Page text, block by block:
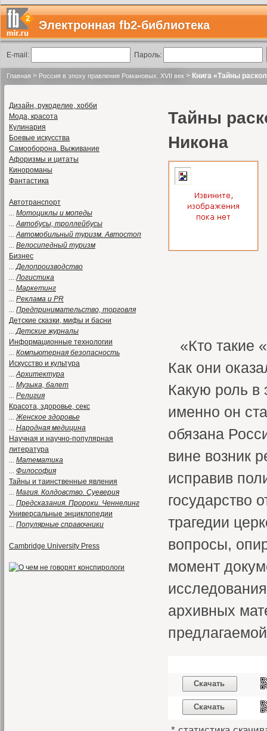
Электронная fb2-библиотека
E-mail: Пароль:
Главная > Россия в эпоху правления Романовых. XVII век > Книга «Тайны
Дизайн, рукоделие, хобби
Мода, красота
Кулинария
Боевые искусства
Самооборона. Выживание
Афоризмы и цитаты
Кинороманы
Фантастика
Автотранспорт
... Мотоциклы и мопеды
...Автобусы, троллейбусы
...Автомобильный туризм. Автостоп
... Велосипедный туризм
Бизнес
...Делопроизводство
...Логистика
... Маркетинг
... Реклама и PR
... Предпринимательство, торговля
Детские сказки, мифы и басни
...Детские журналы
Информационные технологии
... Компьютерная безопасность
Искусство и культура
...Архитектура
... Музыка, балет
... Религия
Красота, здоровье, секс
...Женское здоровье
... Народная медицина
Научная и научно-популярная
литература
... Математика
... Философия
Тайны и таинственные явления
... Магия. Колдовство. Суеверия
... Предсказания. Пророки. Ченнелинг
Универсальные энциклопедии
... Популярные справочники
Cambridge University Press
Тайны
Никона
«Кто такие
Как они
Какую роль в
именно он
обязана
вине возник
исправив
государство
трагедии
вопросы,
момент
архивных
Скачать
Скачать